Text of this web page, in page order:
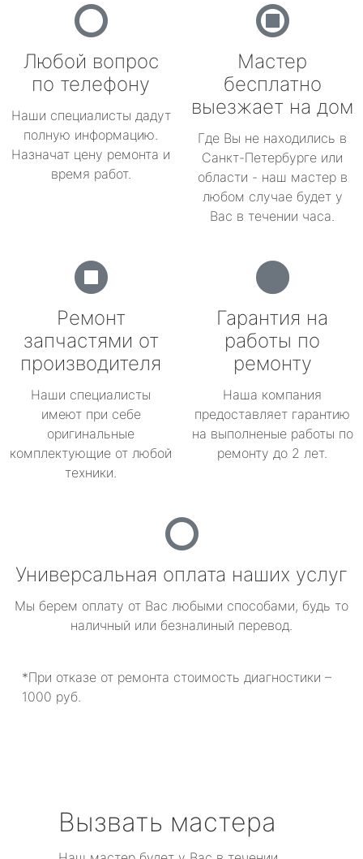
Любой вопрос
по телефону
Наши специалисты дадут
полную информацию.
Назначат цену ремонта и
время работ.
Мастер
бесплатно
выезжает на дом
Где Вы не находились в
Санкт-Петербурге или
области - наш мастер в
любом случае будет у
Вас в течении часа.
Ремонт
запчастями от
производителя
Наши специалисты
имеют при себе
оригинальные
комплектующие от любой
техники.
Гарантия на
работы по
ремонту
Наша компания
предоставляет гарантию
на выполненые работы по
ремонту до 2 лет.
Универсальная оплата наших услуг
Мы берем оплату от Вас любыми способами, будь то
наличный или безналиный перевод.
*При отказе от ремонта стоимость диагностики –
1000 руб.
Вызвать мастера